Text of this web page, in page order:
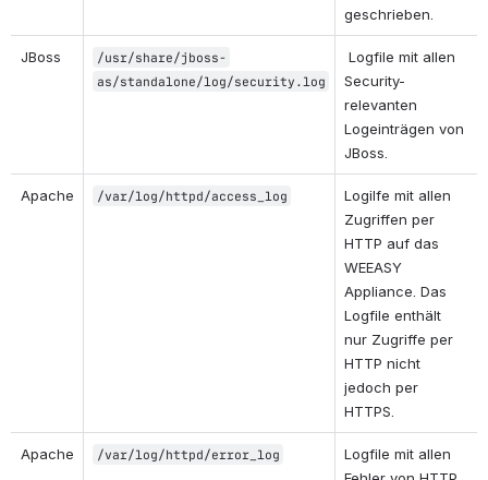
geschrieben.
JBoss
/usr/share/jboss-
as/standalone/log/security.log
Logfile mit allen
Security-
relevanten
Logeinträgen von
JBoss.
Apache /var/log/httpd/access_log
Logilfe mit allen
Zugriffen per
HTTP auf das
WEEASY
Appliance. Das
Logfile enthält
nur Zugriffe per
HTTP nicht
jedoch per
HTTPS.
Apache /var/log/httpd/error_log
Logfile mit allen